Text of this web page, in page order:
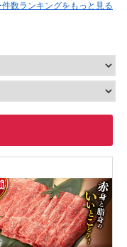
件数ランキングをもっと見る